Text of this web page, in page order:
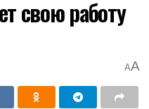
свою работу
AA